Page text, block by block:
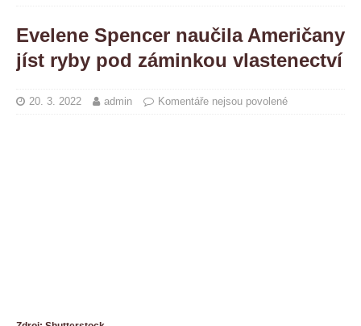
Evelene Spencer naučila Američany
jíst ryby pod záminkou vlastenectví
20. 3. 2022 admin Komentáře nejsou povolené